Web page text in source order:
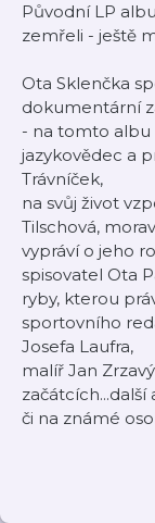
Původní LP
zemřeli - ještě
Ota Sklenčka
dokumentární
- na tomto albu
jazykovědec a
Trávníček,
na svůj život
Tilschová,
vypráví o jeho
spisovatel Ota
ryby, kterou
sportovního
Josefa Laufra,
malíř Jan
či na známé